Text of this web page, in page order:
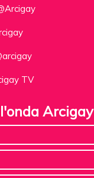
TV
Arcigay